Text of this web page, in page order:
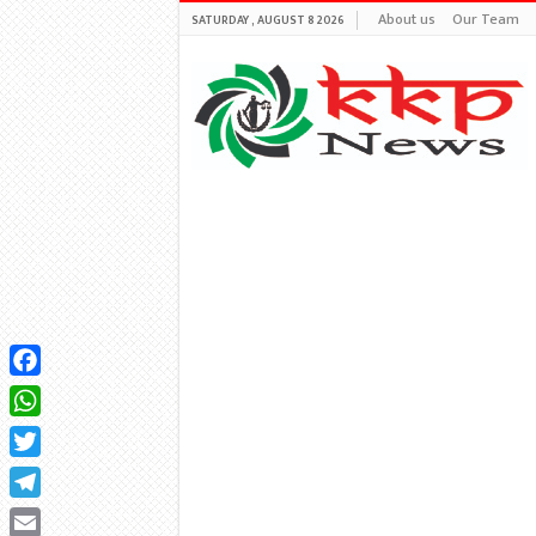
SATURDAY , AUGUST 8 2026 About us Our Team
Facebook
WhatsApp
Twitter
Telegram